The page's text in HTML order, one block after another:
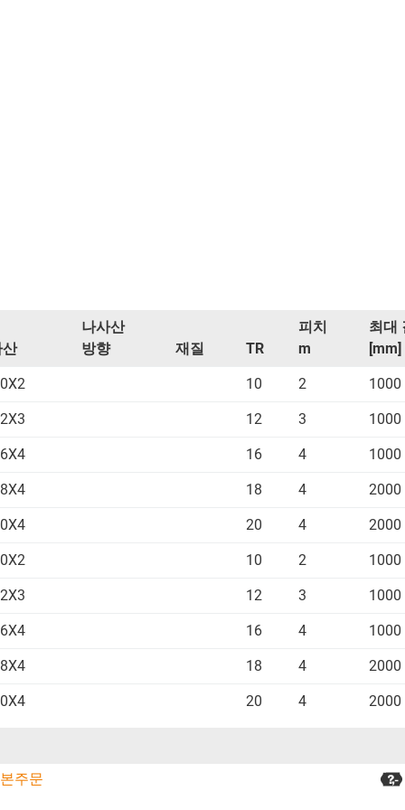
나사산
방향
재질 TR
피치
m
최대
[mm]
10 2 1000
12 3 1000
16 4 1000
18 4 2000
20 4 2000
10 2 1000
12 3 1000
16 4 1000
18 4 2000
20 4 2000
주문